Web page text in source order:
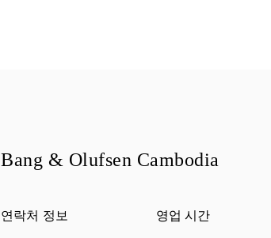
Bang & Olufsen Cambodia
연락처 정보 영업 시간